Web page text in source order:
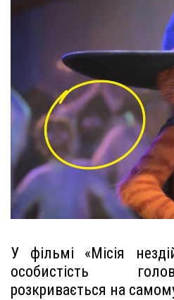
У фільмі «Місія
особистість
розкривається на